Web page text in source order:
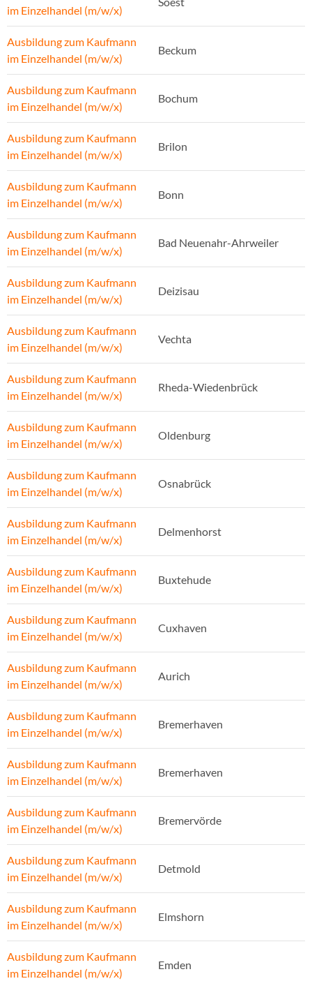
im Einzelhandel (m/w/x)
Ausbildung zum Kaufmann
im Einzelhandel (m/w/x)
Beckum
Ausbildung zum Kaufmann
im Einzelhandel (m/w/x)
Bochum
Ausbildung zum Kaufmann
im Einzelhandel (m/w/x)
Brilon
Ausbildung zum Kaufmann
im Einzelhandel (m/w/x)
Bonn
Ausbildung zum Kaufmann
im Einzelhandel (m/w/x)
Bad Neuenahr-Ahrweiler
Ausbildung zum Kaufmann
im Einzelhandel (m/w/x)
Deizisau
Ausbildung zum Kaufmann
im Einzelhandel (m/w/x)
Vechta
Ausbildung zum Kaufmann
im Einzelhandel (m/w/x)
Rheda-Wiedenbrück
Ausbildung zum Kaufmann
im Einzelhandel (m/w/x)
Oldenburg
Ausbildung zum Kaufmann
im Einzelhandel (m/w/x)
Osnabrück
Ausbildung zum Kaufmann
im Einzelhandel (m/w/x)
Delmenhorst
Ausbildung zum Kaufmann
im Einzelhandel (m/w/x)
Buxtehude
Ausbildung zum Kaufmann
im Einzelhandel (m/w/x)
Cuxhaven
Ausbildung zum Kaufmann
im Einzelhandel (m/w/x)
Aurich
Ausbildung zum Kaufmann
im Einzelhandel (m/w/x)
Bremerhaven
Ausbildung zum Kaufmann
im Einzelhandel (m/w/x)
Bremerhaven
Ausbildung zum Kaufmann
im Einzelhandel (m/w/x)
Bremervörde
Ausbildung zum Kaufmann
im Einzelhandel (m/w/x)
Detmold
Ausbildung zum Kaufmann
im Einzelhandel (m/w/x)
Elmshorn
Ausbildung zum Kaufmann
im Einzelhandel (m/w/x)
Emden